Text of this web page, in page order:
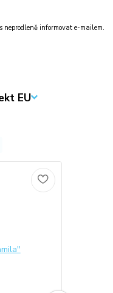
neprodleně informovat e-mailem.
EU